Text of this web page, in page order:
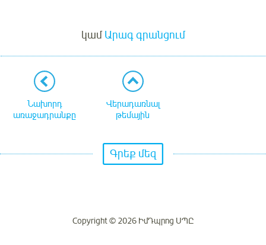
կամԱրագ գրանցում
Նախորդ
առաջադրանքը
Վերադառնալ
թեմային
Գրեք մեզ
Copyright © 2026 ԻմԴպրոց ՍՊԸ